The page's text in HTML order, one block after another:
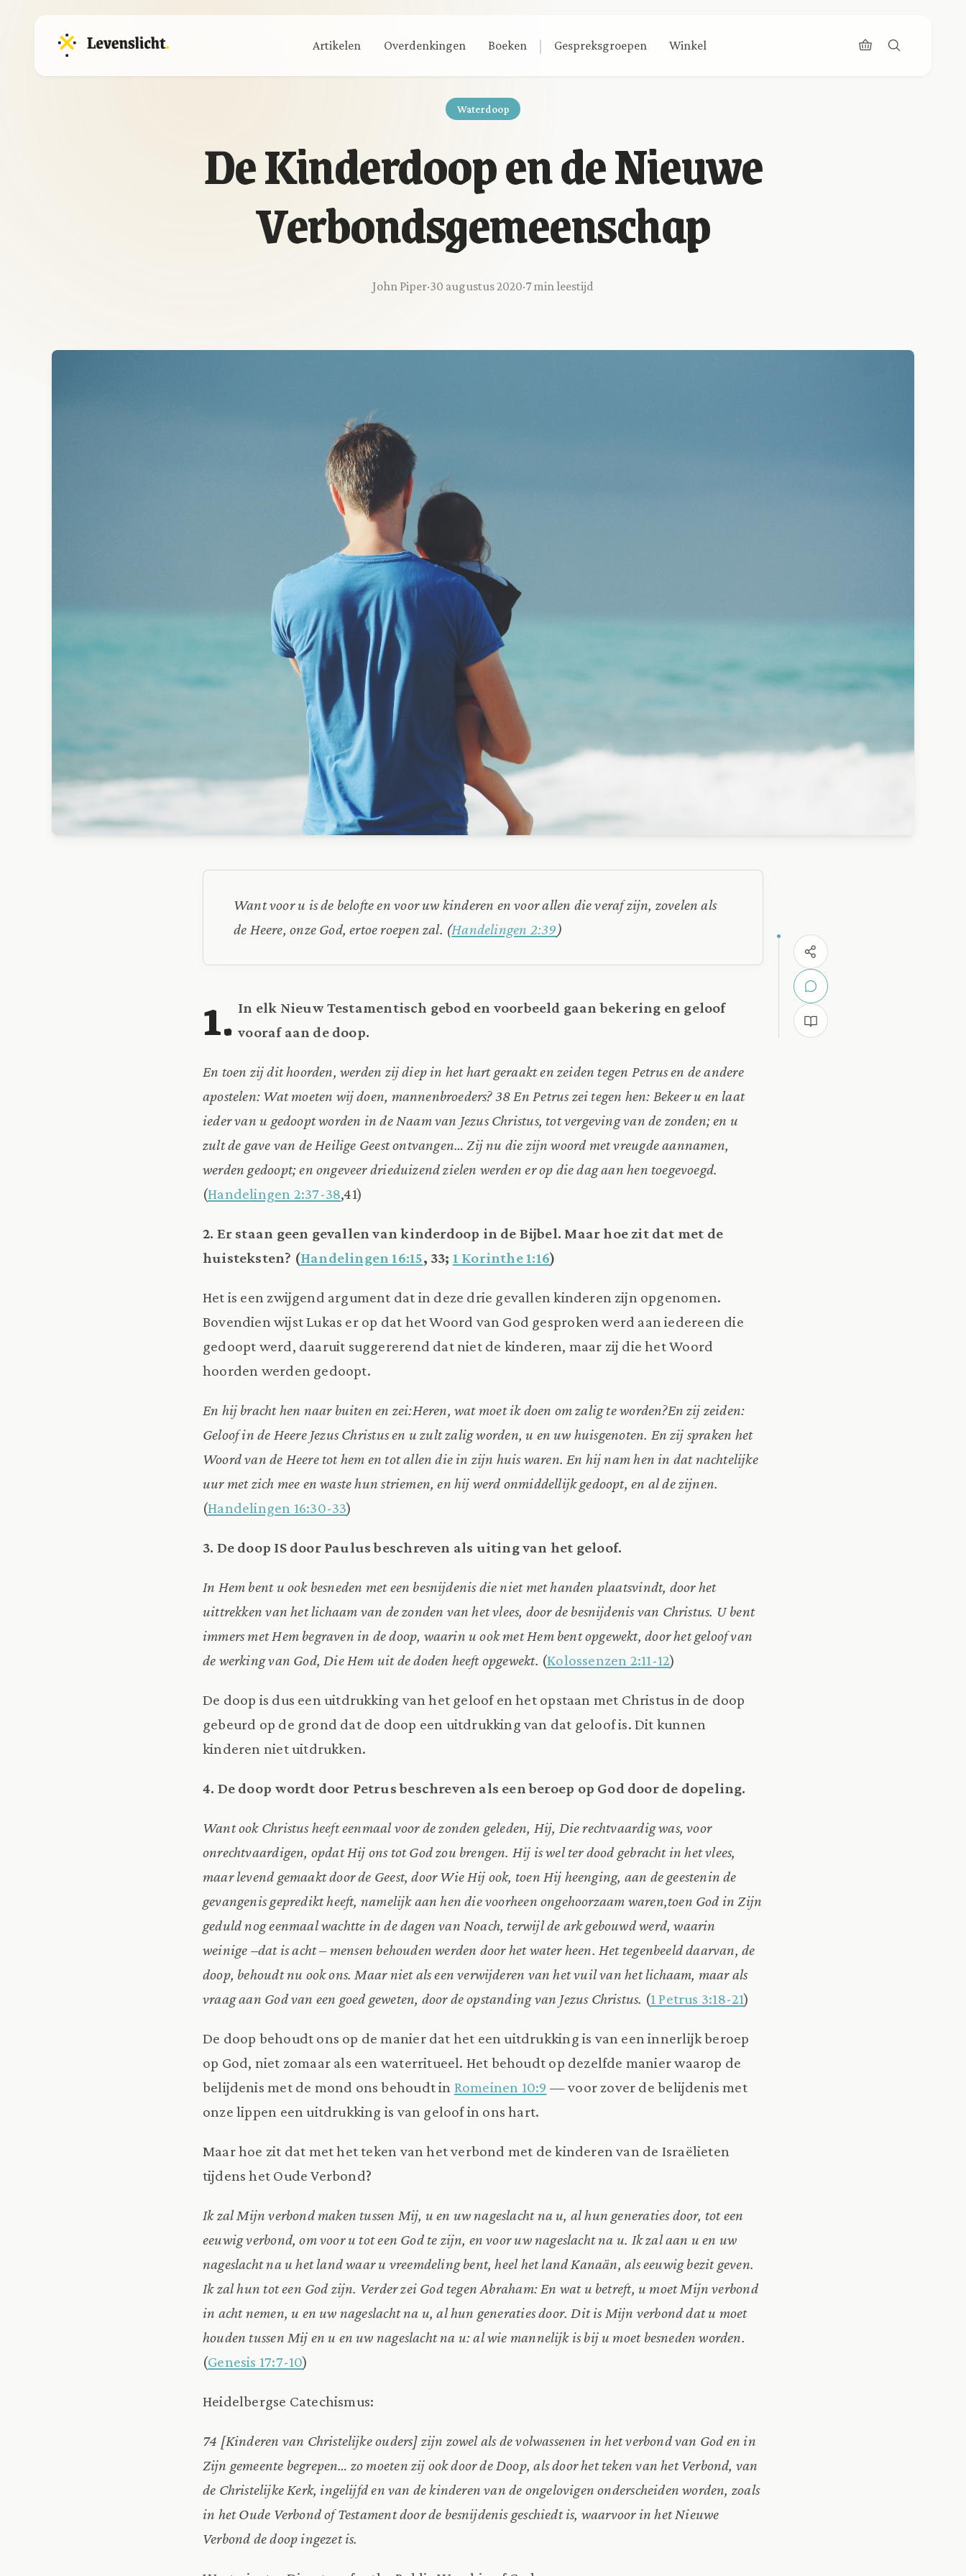
Artikelen Overdenkingen Boeken | Gespreksgroepen Winkel
Waterdoop
De Kinderdoop en de Nieuwe
Verbondsgemeenschap
John Piper·30 augustus 2020·7 min leestijd
Want voor u is de belofte en voor uw kinderen en voor allen die veraf zijn, zovelen als
de Heere, onze God, ertoe roepen zal. (Handelingen 2:39)
1. In elk Nieuw Testamentisch gebod en voorbeeld gaan bekering en geloof
vooraf aan de doop.
En toen zij dit hoorden, werden zij diep in het hart geraakt en zeiden tegen Petrus en de andere
apostelen: Wat moeten wij doen, mannenbroeders? 38 En Petrus zei tegen hen: Bekeer u en laat
ieder van u gedoopt worden in de Naam van Jezus Christus, tot vergeving van de zonden; en u
zult de gave van de Heilige Geest ontvangen… Zij nu die zijn woord met vreugde aannamen,
werden gedoopt; en ongeveer drieduizend zielen werden er op die dag aan hen toegevoegd.
(Handelingen 2:37-38,41)
2. Er staan geen gevallen van kinderdoop in de Bijbel. Maar hoe zit dat met de
huisteksten? (Handelingen 16:15, 33; 1 Korinthe 1:16)
Het is een zwijgend argument dat in deze drie gevallen kinderen zijn opgenomen.
Bovendien wijst Lukas er op dat het Woord van God gesproken werd aan iedereen die
gedoopt werd, daaruit suggererend dat niet de kinderen, maar zij die het Woord
hoorden werden gedoopt.
En hij bracht hen naar buiten en zei:Heren, wat moet ik doen om zalig te worden?En zij zeiden:
Geloof in de Heere Jezus Christus en u zult zalig worden, u en uw huisgenoten. En zij spraken het
Woord van de Heere tot hem en tot allen die in zijn huis waren. En hij nam hen in dat nachtelijke
uur met zich mee en waste hun striemen, en hij werd onmiddellijk gedoopt, en al de zijnen.
(Handelingen 16:30-33)
3. De doop IS door Paulus beschreven als uiting van het geloof.
In Hem bent u ook besneden met een besnijdenis die niet met handen plaatsvindt, door het
uittrekken van het lichaam van de zonden van het vlees, door de besnijdenis van Christus. U bent
immers met Hem begraven in de doop, waarin u ook met Hem bent opgewekt, door het geloof van
de werking van God, Die Hem uit de doden heeft opgewekt. (Kolossenzen 2:11-12)
De doop is dus een uitdrukking van het geloof en het opstaan met Christus in de doop
gebeurd op de grond dat de doop een uitdrukking van dat geloof is. Dit kunnen
kinderen niet uitdrukken.
4. De doop wordt door Petrus beschreven als een beroep op God door de dopeling.
Want ook Christus heeft eenmaal voor de zonden geleden, Hij, Die rechtvaardig was, voor
onrechtvaardigen, opdat Hij ons tot God zou brengen. Hij is wel ter dood gebracht in het vlees,
maar levend gemaakt door de Geest, door Wie Hij ook, toen Hij heenging, aan de geestenin de
gevangenis gepredikt heeft, namelijk aan hen die voorheen ongehoorzaam waren,toen God in Zijn
geduld nog eenmaal wachtte in de dagen van Noach, terwijl de ark gebouwd werd, waarin
weinige –dat is acht – mensen behouden werden door het water heen. Het tegenbeeld daarvan, de
doop, behoudt nu ook ons. Maar niet als een verwijderen van het vuil van het lichaam, maar als
vraag aan God van een goed geweten, door de opstanding van Jezus Christus. (1 Petrus 3:18-21)
De doop behoudt ons op de manier dat het een uitdrukking is van een innerlijk beroep
op God, niet zomaar als een waterritueel. Het behoudt op dezelfde manier waarop de
belijdenis met de mond ons behoudt in Romeinen 10:9 — voor zover de belijdenis met
onze lippen een uitdrukking is van geloof in ons hart.
Maar hoe zit dat met het teken van het verbond met de kinderen van de Israëlieten
tijdens het Oude Verbond?
Ik zal Mijn verbond maken tussen Mij, u en uw nageslacht na u, al hun generaties door, tot een
eeuwig verbond, om voor u tot een God te zijn, en voor uw nageslacht na u. Ik zal aan u en uw
nageslacht na u het land waar u vreemdeling bent, heel het land Kanaän, als eeuwig bezit geven.
Ik zal hun tot een God zijn. Verder zei God tegen Abraham: En wat u betreft, u moet Mijn verbond
in acht nemen, u en uw nageslacht na u, al hun generaties door. Dit is Mijn verbond dat u moet
houden tussen Mij en u en uw nageslacht na u: al wie mannelijk is bij u moet besneden worden.
(Genesis 17:7-10)
Heidelbergse Catechismus:
74 [Kinderen van Christelijke ouders] zijn zowel als de volwassenen in het verbond van God en in
Zijn gemeente begrepen… zo moeten zij ook door de Doop, als door het teken van het Verbond, van
de Christelijke Kerk, ingelijfd en van de kinderen van de ongelovigen onderscheiden worden, zoals
in het Oude Verbond of Testament door de besnijdenis geschiedt is, waarvoor in het Nieuwe
Verbond de doop ingezet is.